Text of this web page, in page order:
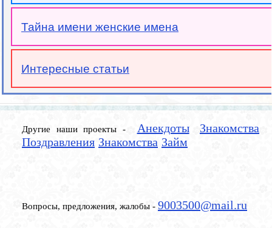
Тайна имени женские имена
Интересные статьи
Другие наши проекты - Анекдоты
Знакомства
Поздравления Знакомства Займ
Вопросы, предложения, жалобы - 9003500@mail.ru